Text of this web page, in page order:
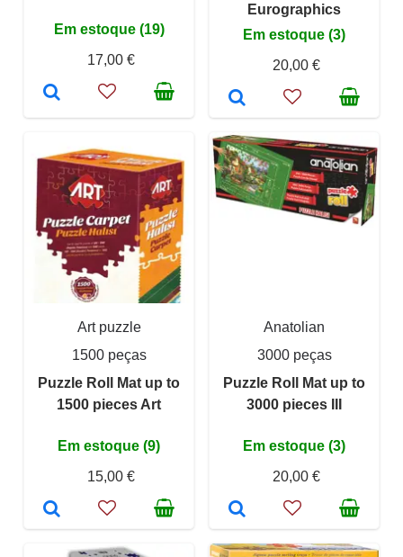
Em estoque (19)
17,00 €
Eurographics
Em estoque (3)
20,00 €
Art puzzle
1500 peças
Puzzle Roll Mat up to
1500 pieces Art
Em estoque (9)
15,00 €
Anatolian
3000 peças
Puzzle Roll Mat up to
3000 pieces III
Em estoque (3)
20,00 €